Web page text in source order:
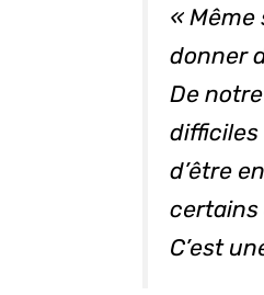
« Même
donner
De
d’être
certains
C’est